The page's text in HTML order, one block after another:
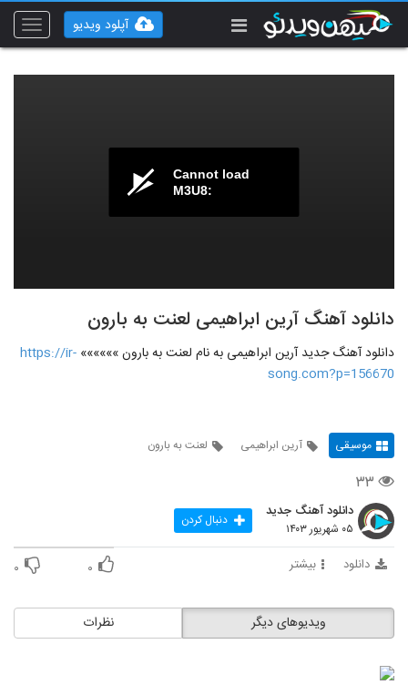
Toggle
آپلود ویدیو
Cannot load
M3U8:
دانلود آهنگ آرین ابراهیمی لعنت به بارون
دانلود آهنگ جدید آرین ابراهیمی به نام لعنت به بارون »»»»»» https://ir-
song.com?p=156670
موسیقی آرین ابراهیمی لعنت به بارون
۳۳
دانلود آهنگ جدید
۰۵ شهریور ۱۴۰۳ دنبال کردن
دانلود بیشتر ۰ ۰
نظرات ویدیوهای دیگر